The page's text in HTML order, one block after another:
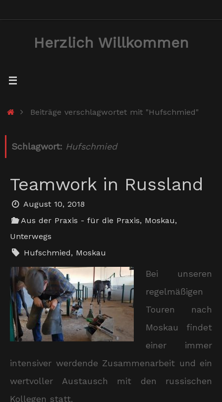
Herzlich Willkommen
StartBeiträge verschlagwortet mit "Hufschmied"
Schlagwort: Hufschmied
Teamwork in Russland
August 10, 2018
Aus der Praxis - für die Praxis, Moskau,
Unterwegs
Hufschmied, Moskau
Bei unseren
regelmäßigen
Touren nach
Moskau findet
einer immer
intensiver werdende Zusammenarbeit und ein
wertvoller Austausch mit den russischen
Kollegen statt.